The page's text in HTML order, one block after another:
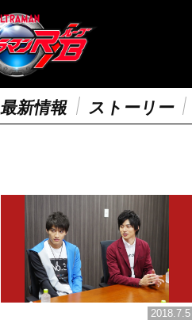
最新情報 ストーリー
2018.7.5